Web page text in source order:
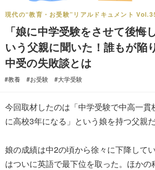
現代の“教育・お受験”リアルドキュメント
「娘に中学受験をさせて後悔
いう父親に聞いた！誰もが陥
中受の失敗談とは
#教養 #お受験 #大学受験
今回取材したのは「中学受験で中高一貫
に高校3年になる」という娘を持つ父親だ
娘の成績は中2の頃から徐々に下降して
はついに英語で最下位を取った。ほかの